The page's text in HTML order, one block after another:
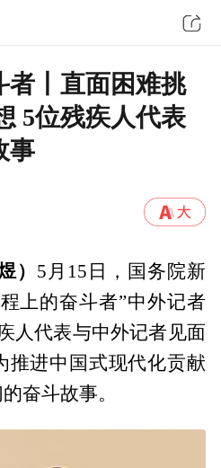
者丨直面困难挑
5位残疾人代表
事
）
5月15日，国务院新
上的奋斗者”中外记者
人代表与中外记者见面
推进中国式现代化贡献
奋斗故事。